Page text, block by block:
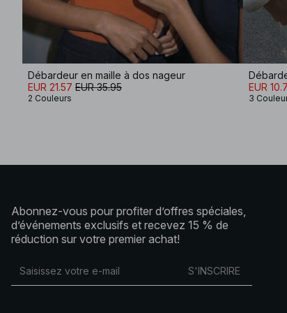
Débardeur en maille à dos nageur
EUR 21.57 EUR 35.95
2 Couleurs
EUR
3
Abonnez-vous pour profiter d’offres spéciales,
d’événements exclusifs et recevez 15 % de
réduction sur votre premier achat!
S'INSCRIRE